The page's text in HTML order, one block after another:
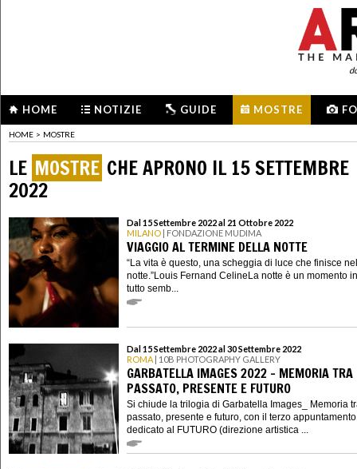
HOME NOTIZIE GUIDE MOSTRE
HOME > MOSTRE
LE MOSTRE CHE APRONO IL 15 SETTEMBRE
2022
Dal 15 Settembre 2022 al 21 Ottobre 2022
MILANO | FONDAZIONE MUDIMA
VIAGGIO AL TERMINE DELLA NOTTE
“La vita è questo, una scheggia di luce che finisce
notte.”Louis Fernand CelineLa notte è un momento
tutto semb...
Dal 15 Settembre 2022 al 30 Settembre 2022
ROMA | 10B PHOTOGRAPHY GALLERY
GARBATELLA IMAGES 2022 - MEMORIA TRA
PASSATO, PRESENTE E FUTURO
Si chiude la trilogia di Garbatella Images_ Memoria
passato, presente e futuro, con il terzo appuntamento
dedicato al FUTURO (direzione artistica ...